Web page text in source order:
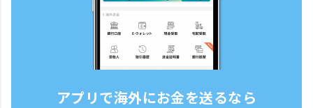
アプリで海外にお金を送るなら